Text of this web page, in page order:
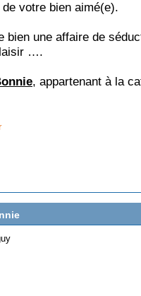
votre bien aimé(e).
bien une affaire de
….
, appartenant à la